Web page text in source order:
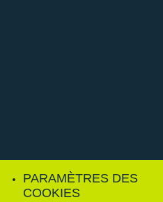
PARAMÈTRES DES
COOKIES